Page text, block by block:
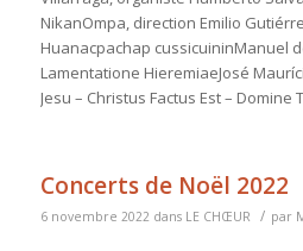
NikanOmpa, direction Emilio
Huanacpachap cussicuininManuel
Lamentatione HieremiaeJosé
Jesu – Christus Factus Est – Domine
Concerts de Noël 2022
6 novembre 2022 dans LE CHŒUR / par